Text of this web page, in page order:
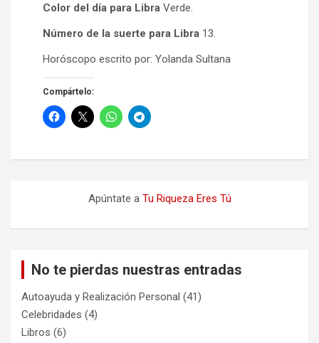
Color del día para Libra Verde.
Número de la suerte para Libra 13.
Horóscopo escrito por: Yolanda Sultana
Compártelo:
Apúntate a Tu Riqueza Eres Tú
No te pierdas nuestras entradas
Autoayuda y Realización Personal (41)
Celebridades (4)
Libros (6)